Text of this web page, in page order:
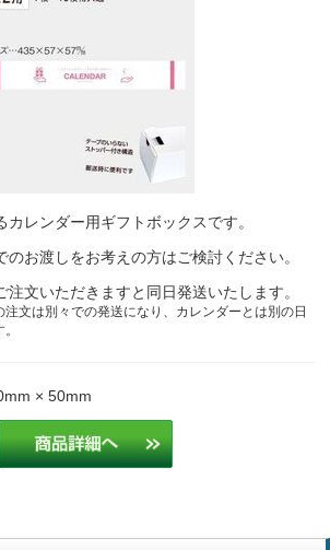
レンダー用ギフトボックスです。
お渡しをお考えの方はご検討ください。
注文いただきますと同日発送いたします。
注文は別々での発送になり、カレンダーとは別の日
× 50mm